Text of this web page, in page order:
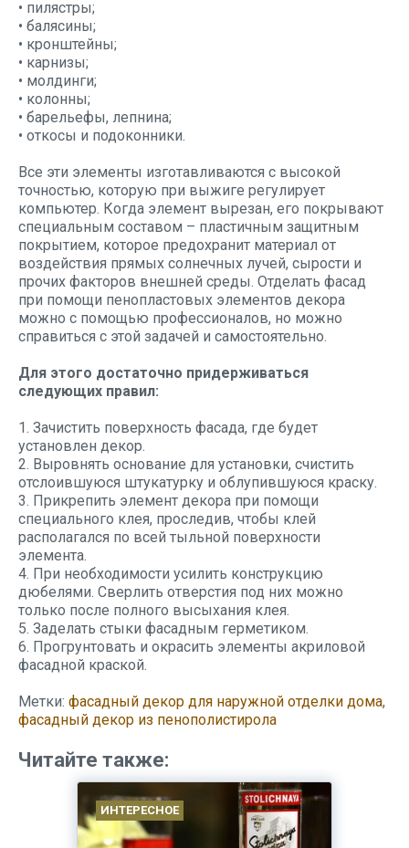
• пилястры;
• балясины;
• кронштейны;
• карнизы;
• молдинги;
• колонны;
• барельефы, лепнина;
• откосы и подоконники.
Все эти элементы изготавливаются с высокой
точностью, которую при выжиге регулирует
компьютер. Когда элемент вырезан, его покрывают
специальным составом – пластичным защитным
покрытием, которое предохранит материал от
воздействия прямых солнечных лучей, сырости и
прочих факторов внешней среды. Отделать фасад
при помощи пенопластовых элементов декора
можно с помощью профессионалов, но можно
справиться с этой задачей и самостоятельно.
Для этого достаточно придерживаться
следующих правил:
1. Зачистить поверхность фасада, где будет
установлен декор.
2. Выровнять основание для установки, счистить
отслоившуюся штукатурку и облупившуюся краску.
3. Прикрепить элемент декора при помощи
специального клея, проследив, чтобы клей
располагался по всей тыльной поверхности
элемента.
4. При необходимости усилить конструкцию
дюбелями. Сверлить отверстия под них можно
только после полного высыхания клея.
5. Заделать стыки фасадным герметиком.
6. Прогрунтовать и окрасить элементы акриловой
фасадной краской.
Метки: фасадный декор для наружной отделки дома,
фасадный декор из пенополистирола
Читайте также:
ИНТЕРЕСНОЕ